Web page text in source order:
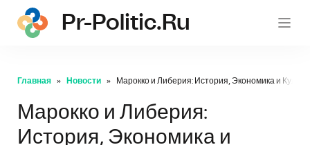
pr-
Pr-Politic.ru
Главная Новости Марокко и Либерия: История, Экономика и
Марокко и Либерия:
История, Экономика и